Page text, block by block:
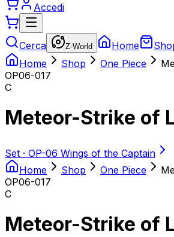
Accedi
Cerca Z-World Home
Home
Shop One Piece
OP06-017
C
Meteor-Strike of
Set · OP-06 Wings of the Captain
Home
Shop One Piece
OP06-017
C
Meteor-Strike of